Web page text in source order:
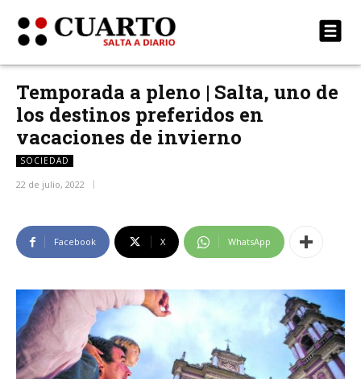
Temporada a pleno | Salta, uno de
los destinos preferidos en
vacaciones de invierno
SOCIEDAD
22 de julio, 2022
Facebook X WhatsApp